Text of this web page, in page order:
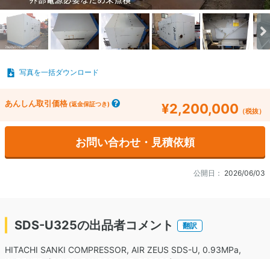
写真を一括ダウンロード
あんしん取引価格 (返金保証つき) ¥2,200,000 （税抜）
お問い合わせ・見積依頼
公開日： 2026/06/03
SDS-U325の出品者コメント 翻訳
HITACHI SANKI COMPRESSOR, AIR ZEUS SDS-U, 0.93MPa,